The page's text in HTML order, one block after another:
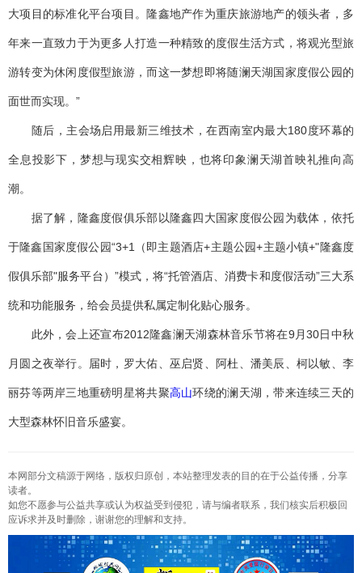
大项目的标准化平台项目。隆鑫地产作为重庆旅游地产的领头者，多
年来一直致力于为更多人打造一种精致的度假生活方式，将观光型旅
游转变为休闲度假型旅游，而这一梦想即将随澜天湖国家度假公园的
面世而实现。”
随后，主会场启用最新三维技术，在西南室内最大180度环幕的
全息投影下，梦想与现实交相辉映，也将印象澜天湖首映礼推向高
潮。
据了解，隆鑫度假俱乐部以隆鑫四大国家度假公园为载体，依托
于隆鑫国家度假公园“3+1（即主题酒店+主题公园+主题小镇+"隆鑫度
假俱乐部"服务平台）”模式，将“托管酒店、消费卡和度假活动”三大系
统和功能服务，给会员提供私属定制化贴心服务。
此外，会上还宣布2012隆鑫澜天湖森林音乐节将在9月30日中秋
月圆之夜举行。届时，罗大佑、巫启贤、阿杜、潘美辰、柯以敏、李
丽芬等两岸三地重磅明星将共聚高山环绕的澜天湖，带来连续三天的
大型森林怀旧音乐盛宴。
本网部分文稿源于网络，版权归原创，本站整理发表的目的在于公益传播，分享
读者。
如您不愿参与公益共享或认为权益受到侵犯，请与编者联系，我们核实后积极回
应诉求并及时删除，谢谢您的理解和支持。